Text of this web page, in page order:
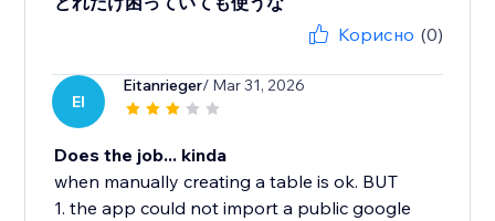
Корисно (0)
EI
Eitanrieger/ Mar 31, 2026
Does the job... kinda
when manually creating a table is ok. BUT
1. the app could not import a public google